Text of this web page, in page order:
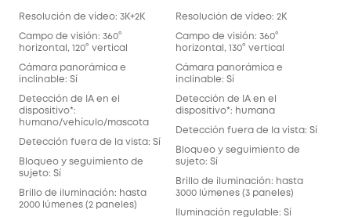
Resolución de vídeo: 3K+2K
Campo de visión: 360°
horizontal, 120° vertical
Cámara panorámica e
inclinable: Sí
Detección de IA en el
dispositivo*:
humano/vehículo/mascota
Detección fuera de la vista: Sí
Bloqueo y seguimiento de
sujeto: Sí
Brillo de iluminación: hasta
2000 lúmenes (2 paneles)
Resolución de vídeo: 2K
Campo de visión: 360°
horizontal, 130° vertical
Cámara panorámica e
inclinable: Sí
Detección de IA en el
dispositivo*: humana
Detección fuera de la vista: Sí
Bloqueo y seguimiento de
sujeto: Sí
Brillo de iluminación: hasta
3000 lúmenes (3 paneles)
Iluminación regulable: Sí